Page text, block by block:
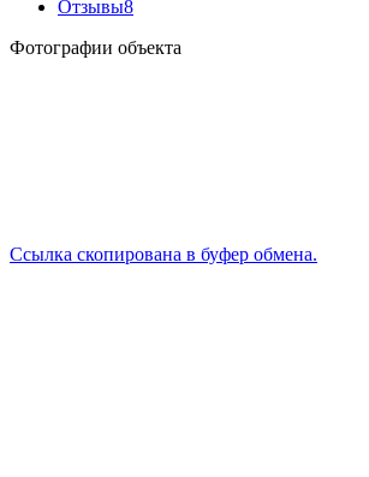
Отзывы8
Фотографии объекта
Ссылка скопирована в буфер обмена.